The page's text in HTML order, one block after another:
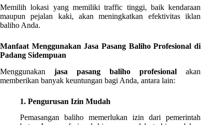
Memilih lokasi yang memiliki traffic tinggi, baik kendaraan
maupun pejalan kaki, akan meningkatkan efektivitas iklan
baliho Anda.
Manfaat Menggunakan Jasa Pasang Baliho Profesional di
Padang Sidempuan
Menggunakanjasa pasang baliho profesional akan
memberikan banyak keuntungan bagi Anda, antara lain:
1. Pengurusan Izin Mudah
Pemasangan baliho memerlukan izin dari pemerintah